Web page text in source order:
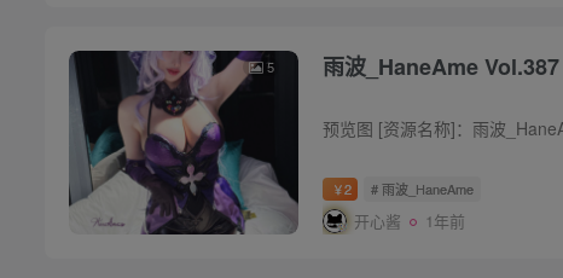
5
￥2 # 雨波_HaneAme
开心酱 1年前